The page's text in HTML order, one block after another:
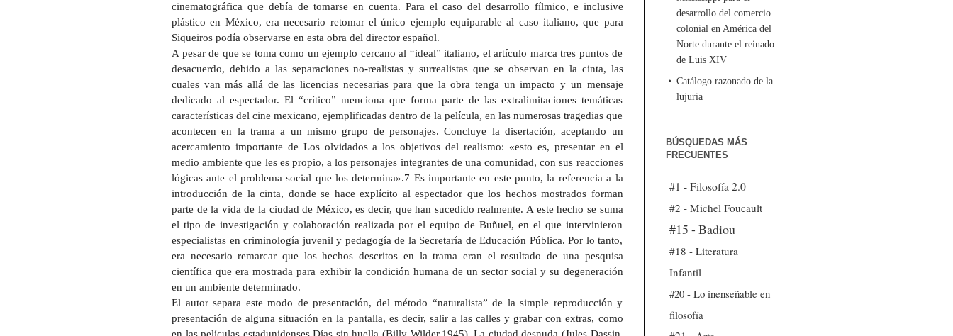
cinematográfica que debía de tomarse en cuenta. Para el caso del desarrollo fílmico, e inclusive
plástico en México, era necesario retomar el único ejemplo equiparable al caso italiano, que para
Siqueiros podía observarse en esta obra del director español.
A pesar de que se toma como un ejemplo cercano al “ideal” italiano, el artículo marca tres puntos de
desacuerdo, debido a las separaciones no-realistas y surrealistas que se observan en la cinta, las
cuales van más allá de las licencias necesarias para que la obra tenga un impacto y un mensaje
dedicado al espectador. El “crítico” menciona que forma parte de las extralimitaciones temáticas
características del cine mexicano, ejemplificadas dentro de la película, en las numerosas tragedias que
acontecen en la trama a un mismo grupo de personajes. Concluye la disertación, aceptando un
acercamiento importante de Los olvidados a los objetivos del realismo: «esto es, presentar en el
medio ambiente que les es propio, a los personajes integrantes de una comunidad, con sus reacciones
lógicas ante el problema social que los determina».7 Es importante en este punto, la referencia a la
introducción de la cinta, donde se hace explícito al espectador que los hechos mostrados forman
parte de la vida de la ciudad de México, es decir, que han sucedido realmente. A este hecho se suma
el tipo de investigación y colaboración realizada por el equipo de Buñuel, en el que intervinieron
especialistas en criminología juvenil y pedagogía de la Secretaría de Educación Pública. Por lo tanto,
era necesario remarcar que los hechos descritos en la trama eran el resultado de una pesquisa
científica que era mostrada para exhibir la condición humana de un sector social y su degeneración
en un ambiente determinado.
El autor separa este modo de presentación, del método “naturalista” de la simple reproducción y
presentación de alguna situación en la pantalla, es decir, salir a las calles y grabar con extras, como
en las películas estadunidenses Días sin huella (Billy Wilder,1945), La ciudad desnuda (Jules Dassin,
desarrollo del comercio
colonial en América del
Norte durante el reinado
de Luis XIV
Catálogo razonado de la
lujuria
BÚSQUEDAS MÁS
FRECUENTES
#1 - Filosofía 2.0
#2 - Michel Foucault
#15 - Badiou
#18 - Literatura
Infantil
#20 - Lo inenseñable en
filosofía